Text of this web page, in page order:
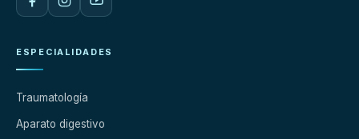
ESPECIALIDADES
Traumatología
Aparato digestivo